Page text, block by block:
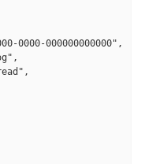
0000-000000000000",